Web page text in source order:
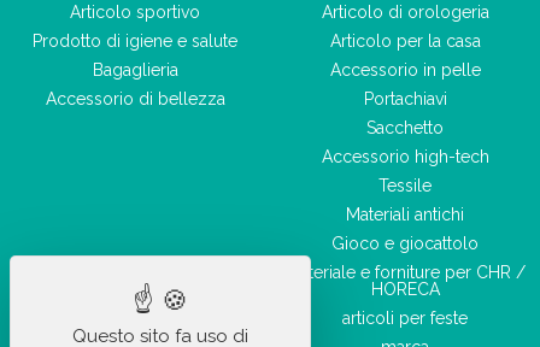
Articolo sportivo
Prodotto di igiene e salute
Bagaglieria
Accessorio di bellezza
Articolo di orologeria
Articolo per la casa
Accessorio in pelle
Portachiavi
Sacchetto
Accessorio high-tech
Tessile
Materiali antichi
Gioco e giocattolo
Materiale e forniture per CHR /
HORECA
articoli per feste
Questo sito fa uso di